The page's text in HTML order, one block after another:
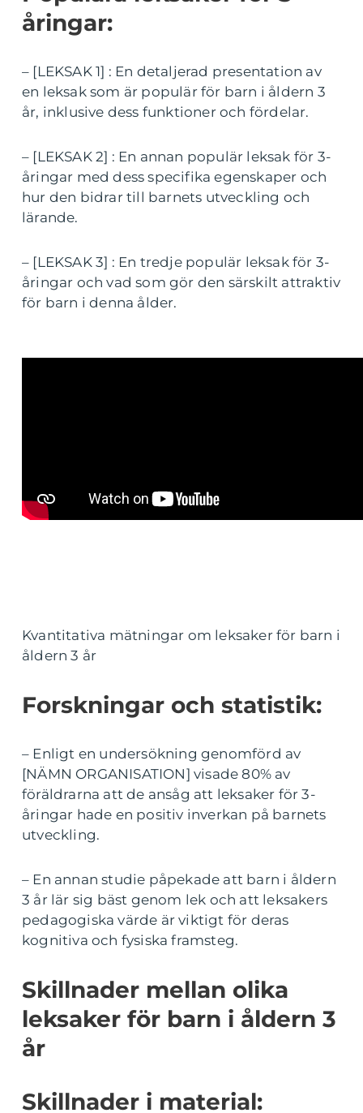
åringar:
– [LEKSAK 1] : En detaljerad presentation av
en leksak som är populär för barn i åldern 3
år, inklusive dess funktioner och fördelar.
– [LEKSAK 2] : En annan populär leksak för 3-
åringar med dess specifika egenskaper och
hur den bidrar till barnets utveckling och
lärande.
– [LEKSAK 3] : En tredje populär leksak för 3-
åringar och vad som gör den särskilt attraktiv
för barn i denna ålder.
Kvantitativa mätningar om leksaker för barn i
åldern 3 år
Forskningar och statistik:
– Enligt en undersökning genomförd av
[NÄMN ORGANISATION] visade 80% av
föräldrarna att de ansåg att leksaker för 3-
åringar hade en positiv inverkan på barnets
utveckling.
– En annan studie påpekade att barn i åldern
3 år lär sig bäst genom lek och att leksakers
pedagogiska värde är viktigt för deras
kognitiva och fysiska framsteg.
Skillnader mellan olika
leksaker för barn i åldern 3
år
Skillnader i material: